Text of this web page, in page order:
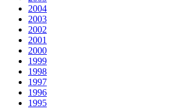
2004
2003
2002
2001
2000
1999
1998
1997
1996
1995